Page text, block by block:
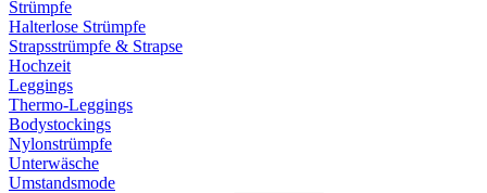
Strümpfe
Halterlose Strümpfe
Strapsstrümpfe & Strapse
Hochzeit
Leggings
Thermo-Leggings
Bodystockings
Nylonstrümpfe
Unterwäsche
Umstandsmode